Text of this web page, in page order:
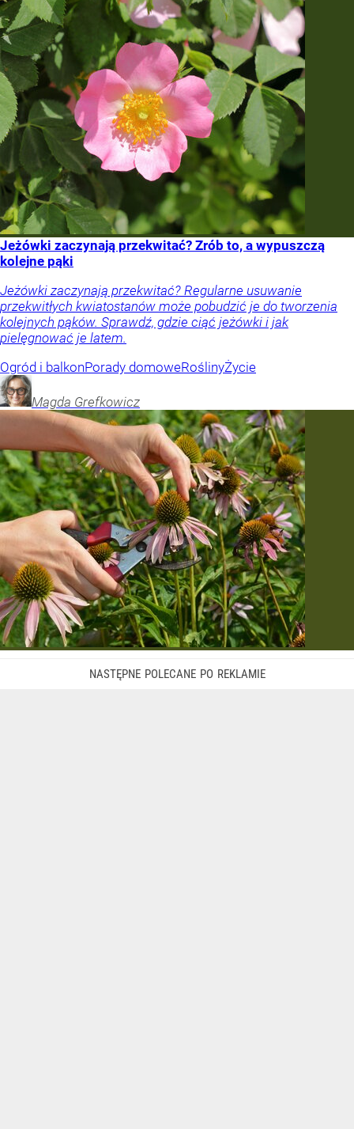
Jeżówki zaczynają przekwitać? Zrób to, a wypuszczą
kolejne pąki
Jeżówki zaczynają przekwitać? Regularne usuwanie
przekwitłych kwiatostanów może pobudzić je do tworzenia
kolejnych pąków. Sprawdź, gdzie ciąć jeżówki i jak
pielęgnować je latem.
Ogród i balkonPorady domoweRoślinyŻycie
Magda Grefkowicz